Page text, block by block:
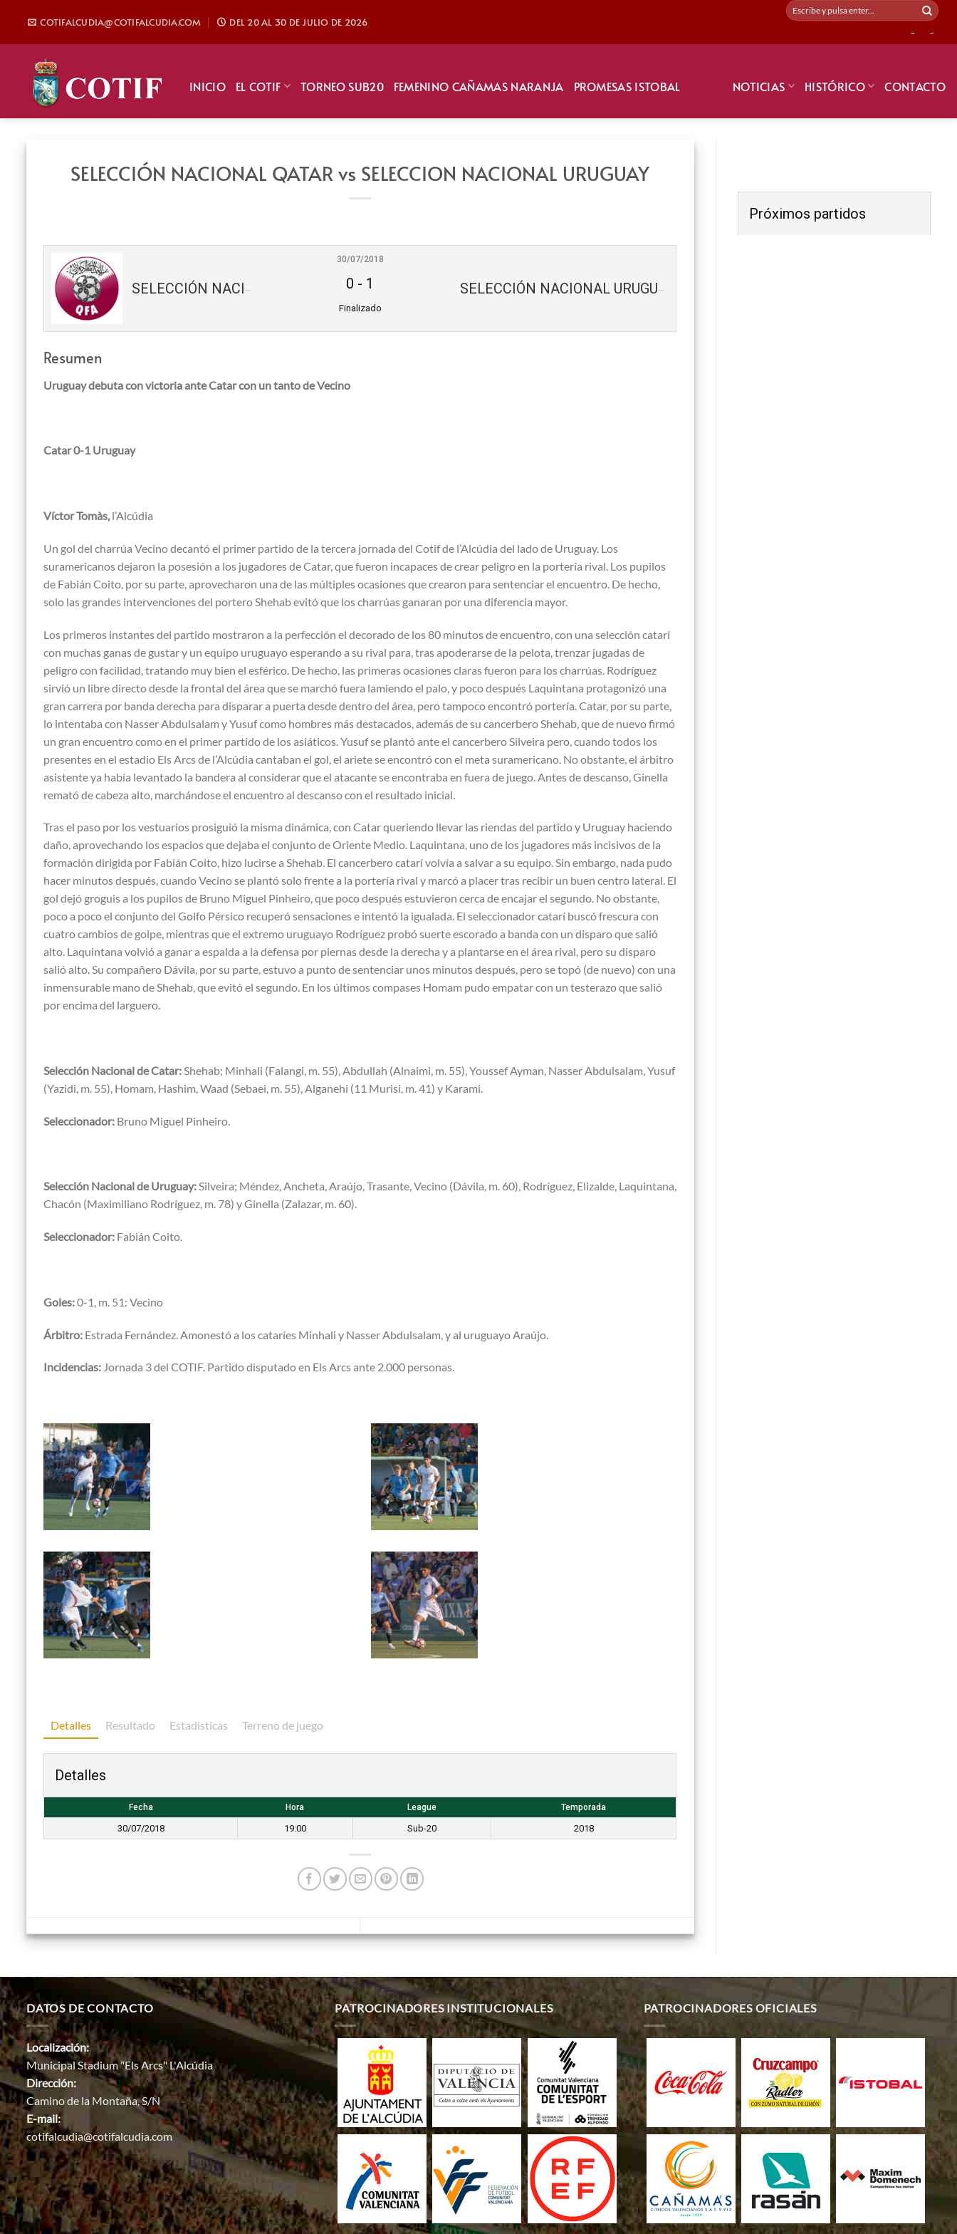
contenido
COTIFALCUDIA@COTIFALCUDIA.COM DEL 20 AL 30 DE JULIO DE 2026
- -
INICIO EL COTIF TORNEO SUB20 FEMENINO CAÑAMAS NARANJA PROMESAS ISTOBAL NOTICIAS HISTÓRICO CONTACTO
SELECCIÓN NACIONAL QATAR vs SELECCION NACIONAL URUGUAY
SELECCIÓN NACIONAL QATAR 2018 SELECCIÓN NACIONAL URUGUAY 2018
30/07/2018
0 - 1
Finalizado
Resumen
Uruguay debuta con victoria ante Catar con un tanto de Vecino
Catar 0-1 Uruguay
Víctor Tomàs,l’Alcúdia
Un gol del charrúa Vecino decantó el primer partido de la tercera jornada del Cotif de l’Alcúdia del lado de Uruguay. Los
suramericanos dejaron la posesión a los jugadores de Catar, que fueron incapaces de crear peligro en la portería rival. Los pupilos
de Fabián Coito, por su parte, aprovecharon una de las múltiples ocasiones que crearon para sentenciar el encuentro. De hecho,
solo las grandes intervenciones del portero Shehab evitó que los charrúas ganaran por una diferencia mayor.
Los primeros instantes del partido mostraron a la perfección el decorado de los 80 minutos de encuentro, con una selección catarí
con muchas ganas de gustar y un equipo uruguayo esperando a su rival para, tras apoderarse de la pelota, trenzar jugadas de
peligro con facilidad, tratando muy bien el esférico. De hecho, las primeras ocasiones claras fueron para los charrúas. Rodríguez
sirvió un libre directo desde la frontal del área que se marchó fuera lamiendo el palo, y poco después Laquintana protagonizó una
gran carrera por banda derecha para disparar a puerta desde dentro del área, pero tampoco encontró portería. Catar, por su parte,
lo intentaba con Nasser Abdulsalam y Yusuf como hombres más destacados, además de su cancerbero Shehab, que de nuevo firmó
un gran encuentro como en el primer partido de los asiáticos. Yusuf se plantó ante el cancerbero Silveira pero, cuando todos los
presentes en el estadio Els Arcs de l’Alcúdia cantaban el gol, el ariete se encontró con el meta suramericano. No obstante, el árbitro
asistente ya había levantado la bandera al considerar que el atacante se encontraba en fuera de juego. Antes de descanso, Ginella
remató de cabeza alto, marchándose el encuentro al descanso con el resultado inicial.
Tras el paso por los vestuarios prosiguió la misma dinámica, con Catar queriendo llevar las riendas del partido y Uruguay haciendo
daño, aprovechando los espacios que dejaba el conjunto de Oriente Medio. Laquintana, uno de los jugadores más incisivos de la
formación dirigida por Fabián Coito, hizo lucirse a Shehab. El cancerbero catarí volvía a salvar a su equipo. Sin embargo, nada pudo
hacer minutos después, cuando Vecino se plantó solo frente a la portería rival y marcó a placer tras recibir un buen centro lateral. El
gol dejó groguis a los pupilos de Bruno Miguel Pinheiro, que poco después estuvieron cerca de encajar el segundo. No obstante,
poco a poco el conjunto del Golfo Pérsico recuperó sensaciones e intentó la igualada. El seleccionador catarí buscó frescura con
cuatro cambios de golpe, mientras que el extremo uruguayo Rodríguez probó suerte escorado a banda con un disparo que salió
alto. Laquintana volvió a ganar a espalda a la defensa por piernas desde la derecha y a plantarse en el área rival, pero su disparo
salió alto. Su compañero Dávila, por su parte, estuvo a punto de sentenciar unos minutos después, pero se topó (de nuevo) con una
inmensurable mano de Shehab, que evitó el segundo. En los últimos compases Homam pudo empatar con un testerazo que salió
por encima del larguero.
Selección Nacional de Catar:Shehab; Minhali (Falangi, m. 55), Abdullah (Alnaimi, m. 55), Youssef Ayman, Nasser Abdulsalam, Yusuf
(Yazidi, m. 55), Homam, Hashim, Waad (Sebaei, m. 55), Alganehi (11 Murisi, m. 41) y Karami.
Seleccionador: Bruno Miguel Pinheiro.
Selección Nacional de Uruguay:Silveira; Méndez, Ancheta, Araújo, Trasante, Vecino (Dávila, m. 60), Rodríguez, Elizalde, Laquintana,
Chacón (Maximiliano Rodríguez, m. 78) y Ginella (Zalazar, m. 60).
Seleccionador: Fabián Coito.
Goles:0-1, m. 51: Vecino
Árbitro: Estrada Fernández. Amonestó a los cataríes Minhali y Nasser Abdulsalam, y al uruguayo Araújo.
Incidencias: Jornada 3 del COTIF. Partido disputado en Els Arcs ante 2.000 personas.
Detalles Resultado Estadisticas Terreno de juego
Detalles
Fecha Hora League Temporada
30/07/2018 19:00 Sub-20 2018
Próximos partidos
DATOS DE CONTACTO
Localización:
Municipal Stadium "Els Arcs" L'Alcúdia
Dirección:
Camino de la Montaña, S/N
E-mail:
cotifalcudia@cotifalcudia.com
PATROCINADORES INSTITUCIONALES PATROCINADORES OFICIALES